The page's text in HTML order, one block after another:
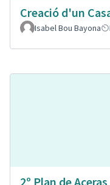
Creació d'un
Isabel Bou Bayona
2º Plan de